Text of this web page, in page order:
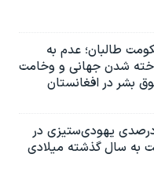
طالبان؛ عدم به
شدن جهانی و وخامت
بشر در افغانستان
۲۰ درصدی یهودی‌ستیزی در
به سال گذشته میلادی